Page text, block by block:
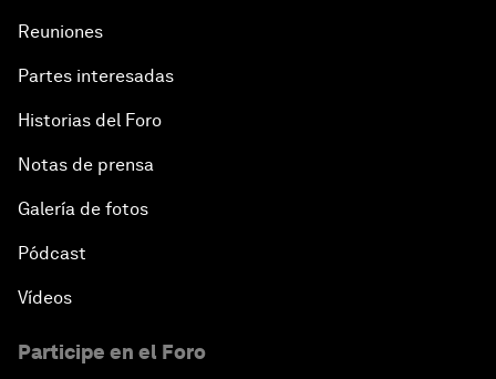
Reuniones
Partes interesadas
Historias del Foro
Notas de prensa
Galería de fotos
Pódcast
Vídeos
Participe en el Foro